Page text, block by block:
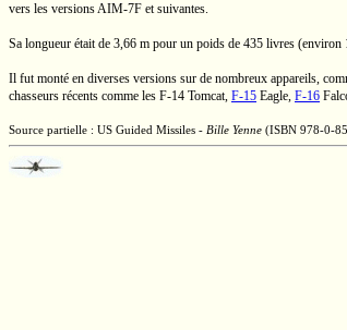
vers les versionsAIM-7F et suivantes.
Sa longueur était de 3,66 m pour un poids de 435 livres (environ
Il fut monté en diverses versions sur de nombreux appareils,
chasseurs récents comme les F-14 Tomcat, F-15 Eagle, F-16
Source partielle : US Guided Missiles - Bille Yenne (ISBN 978-0-